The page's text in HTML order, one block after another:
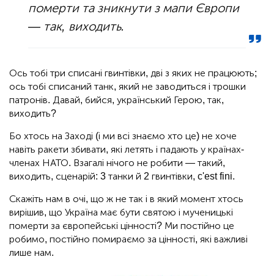
померти та зникнути з мапи Європи
— так, виходить.
Ось тобі три списані гвинтівки, дві з яких не працюють;
ось тобі списаний танк, який не заводиться і трошки
патронів. Давай, бийся, український Герою, так,
виходить?
Бо хтось на Заході (і ми всі знаємо хто це) не хоче
навіть ракети збивати, які летять і падають у країнах-
членах НАТО. Взагалі нічого не робити — такий,
виходить, сценарій: 3 танки й 2 гвинтівки, c'est fini.
Скажіть нам в очі, що ж не так і в який момент хтось
вирішив, що Україна має бути святою і мученицькі
померти за європейські цінності? Ми постійно це
робимо, постійно помираємо за цінності, які важливі
лише нам.